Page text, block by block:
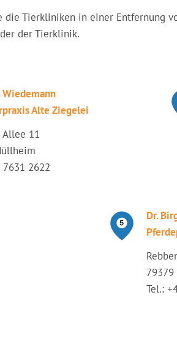
Tierkliniken in einer Entfernung
der Tierklinik.
Wiedemann
Alte Ziegelei
11
7631 2622
Dr.
Tel.: